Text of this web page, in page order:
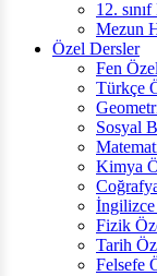
12.
Mezun
Özel Dersler
Fen
Türkçe
Sosyal
Kimya
Fizik
Tarih
Felsefe